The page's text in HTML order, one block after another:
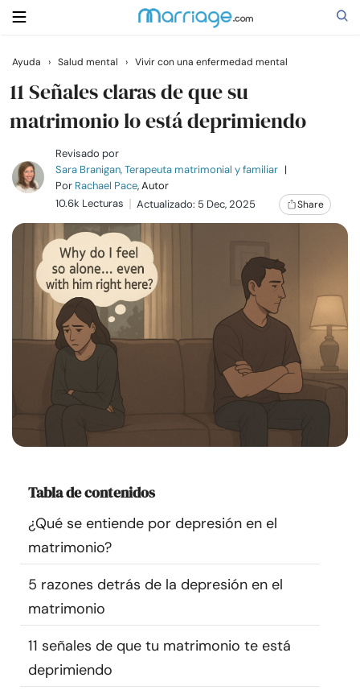
Buscar
Casarse
Relaciones
Familia
Ayuda
Cursos
Recursos
Comunidad
Idioma
Sobre nosotros Contáctanos Escríbenos
Publicidad con
nosotros
© Copyright 2026. Todos los derechos reservados.
Ayuda › Salud mental › Vivir con una enfermedad mental
11 Señales claras de que su
matrimonio lo está deprimiendo
Revisado por
Sara Branigan, Terapeuta matrimonial y familiar |
Por Rachael Pace, Autor
10.6k Lecturas
Actualizado: 5 Dec, 2025 Share
Tabla de contenidos
¿Qué se entiende por depresión en el
matrimonio?
5 razones detrás de la depresión en el
matrimonio
11 señales de que tu matrimonio te está
deprimiendo